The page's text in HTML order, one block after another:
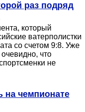
раз подряд
который
ватерполистки
со счетом 9:8. Уже
что
не
на чемпионате